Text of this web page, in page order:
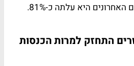
התחזק למרות הכנסות